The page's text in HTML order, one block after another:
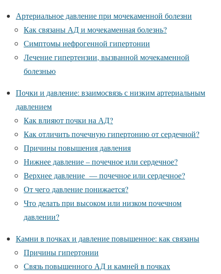
Артериальное давление при мочекаменной болезни
Как связаны АД и мочекаменная болезнь?
Симптомы нефрогенной гипертонии
Лечение гипертензии, вызванной мочекаменной
болезнью
Почки и давление: взаимосвязь с низким артериальным
давлением
Как влияют почки на АД?
Как отличить почечную гипертонию от сердечной?
Причины повышения давления
Нижнее давление – почечное или сердечное?
Верхнее давление — почечное или сердечное?
От чего давление понижается?
Что делать при высоком или низком почечном
давлении?
Камни в почках и давление повышенное: как связаны
Причины гипертонии
Связь повышенного АД и камней в почках